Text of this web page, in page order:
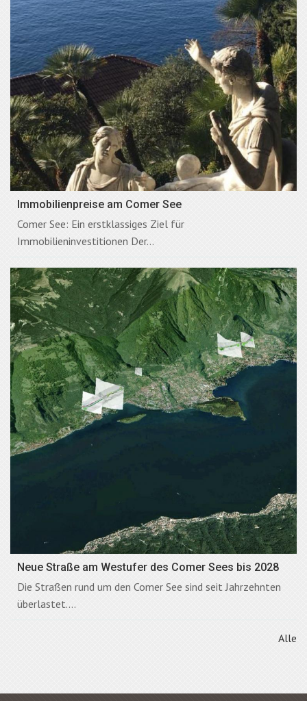
Immobilienpreise am Comer See
Comer See: Ein erstklassiges Ziel für
Immobilieninvestitionen Der...
Neue Straße am Westufer des Comer Sees bis 2028
Die Straßen rund um den Comer See sind seit Jahrzehnten
überlastet....
Alle